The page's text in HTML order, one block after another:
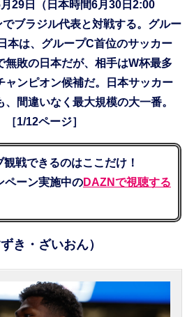
29日（日本時間6月30日2:00
ブラジル代表と対戦する。グルー
本は、グループC首位のサッカー
無敗の日本だが、相手はW杯最多
ャンピオン候補だ。日本サッカー
間違いなく最大規模の大一番。
1/12ページ］
戦できるのはここだけ！
ペーン実施中のDAZNで視聴する
き・ざいおん）